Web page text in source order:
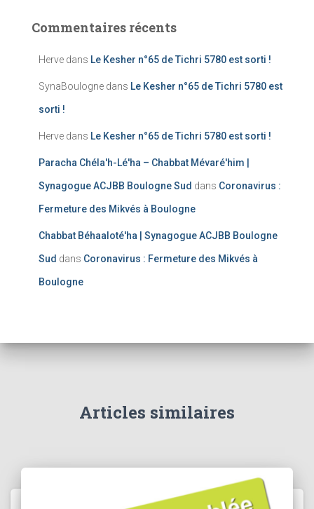
Commentaires récents
Herve dans Le Kesher n°65 de Tichri 5780 est sorti !
SynaBoulogne dans Le Kesher n°65 de Tichri 5780 est
sorti !
Herve dans Le Kesher n°65 de Tichri 5780 est sorti !
Paracha Chéla'h-Lé'ha – Chabbat Mévaré'him |
Synagogue ACJBB Boulogne Sud dans Coronavirus :
Fermeture des Mikvés à Boulogne
Chabbat Béhaaloté'ha | Synagogue ACJBB Boulogne
Sud dans Coronavirus : Fermeture des Mikvés à
Boulogne
Articles similaires